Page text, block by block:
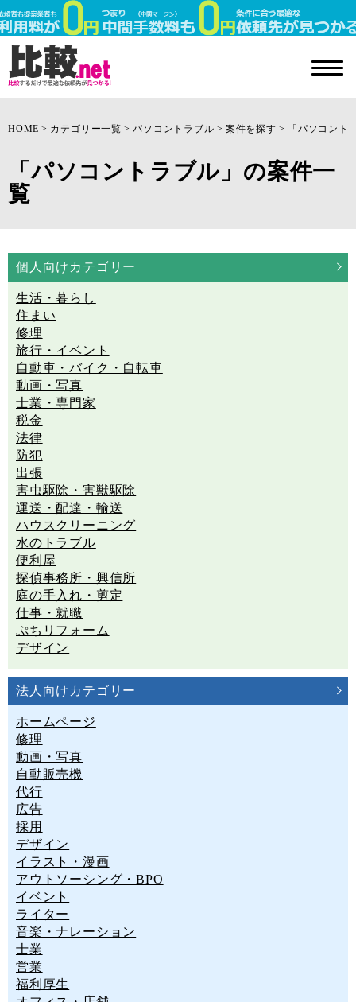
HOME カテゴリー一覧 パソコントラブル 案件を探す 「パソコント
「パソコントラブル」の案件一
覧
個人向けカテゴリー
生活・暮らし
住まい
修理
旅行・イベント
自動車・バイク・自転車
動画・写真
士業・専門家
税金
法律
防犯
出張
害虫駆除・害獣駆除
運送・配達・輸送
ハウスクリーニング
水のトラブル
便利屋
探偵事務所・興信所
庭の手入れ・剪定
仕事・就職
ぷちリフォーム
デザイン
法人向けカテゴリー
ホームページ
修理
動画・写真
自動販売機
代行
広告
採用
デザイン
イラスト・漫画
アウトソーシング・BPO
イベント
ライター
音楽・ナレーション
士業
営業
福利厚生